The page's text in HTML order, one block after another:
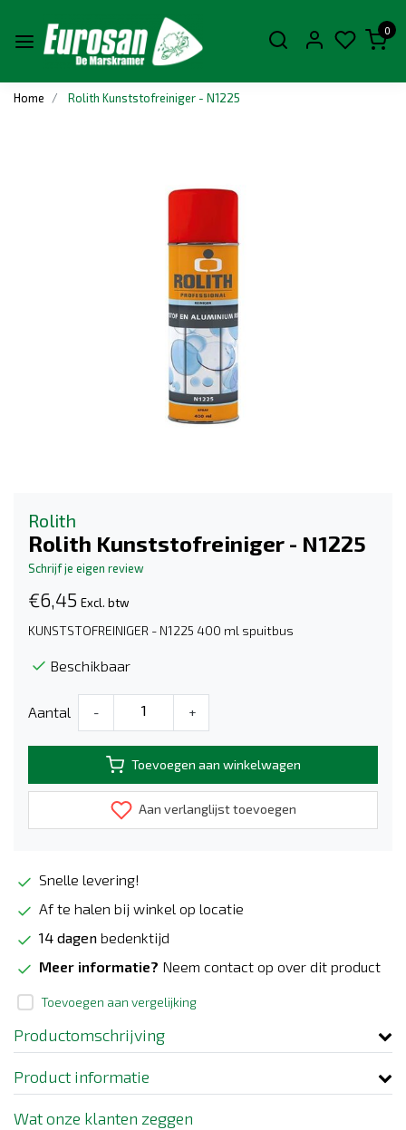
0
Home Rolith Kunststofreiniger - N1225
Rolith
Rolith Kunststofreiniger - N1225
Schrijf je eigen review
€6,45 Excl. btw
KUNSTSTOFREINIGER - N1225 400 ml spuitbus
Beschikbaar
Aantal - +
Toevoegen aan winkelwagen
Aan verlanglijst toevoegen
Snelle levering!
Af te halen bij winkel op locatie
14 dagen bedenktijd
Meer informatie? Neem contact op over dit product
Toevoegen aan vergelijking
Productomschrijving
Product informatie
Wat onze klanten zeggen